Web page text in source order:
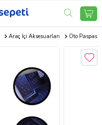
Araç İçi Aksesuarları Oto Paspas